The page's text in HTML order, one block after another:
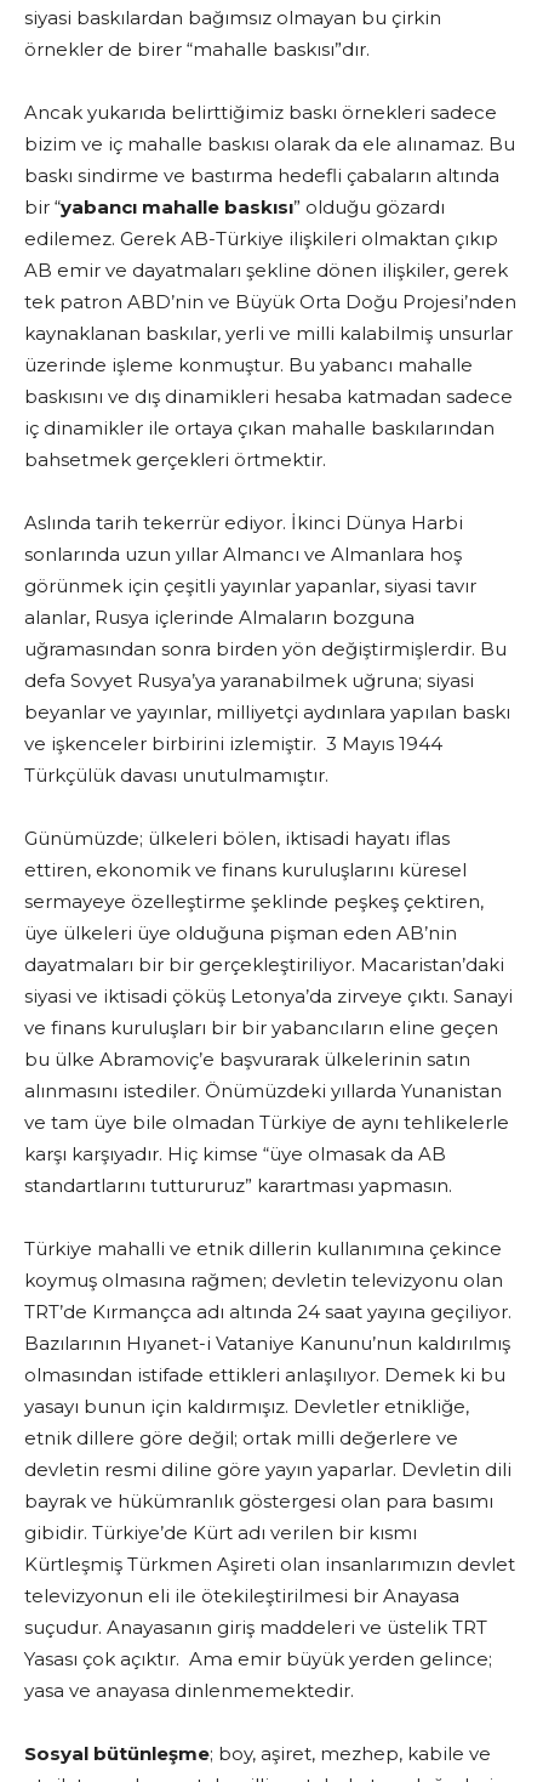
siyasi baskılardan bağımsız olmayan bu çirkin
örnekler de birer “mahalle baskısı”dır.
Ancak yukarıda belirttiğimiz baskı örnekleri sadece
bizim ve iç mahalle baskısı olarak da ele alınamaz. Bu
baskı sindirme ve bastırma hedefli çabaların altında
bir “yabancı mahalle baskısı” olduğu gözardı
edilemez. Gerek AB-Türkiye ilişkileri olmaktan çıkıp
AB emir ve dayatmaları şekline dönen ilişkiler, gerek
tek patron ABD’nin ve Büyük Orta Doğu Projesi’nden
kaynaklanan baskılar, yerli ve milli kalabilmiş unsurlar
üzerinde işleme konmuştur. Bu yabancı mahalle
baskısını ve dış dinamikleri hesaba katmadan sadece
iç dinamikler ile ortaya çıkan mahalle baskılarından
bahsetmek gerçekleri örtmektir.
Aslında tarih tekerrür ediyor. İkinci Dünya Harbi
sonlarında uzun yıllar Almancı ve Almanlara hoş
görünmek için çeşitli yayınlar yapanlar, siyasi tavır
alanlar, Rusya içlerinde Almaların bozguna
uğramasından sonra birden yön değiştirmişlerdir. Bu
defa Sovyet Rusya’ya yaranabilmek uğruna; siyasi
beyanlar ve yayınlar, milliyetçi aydınlara yapılan baskı
ve işkenceler birbirini izlemiştir. 3 Mayıs 1944
Türkçülük davası unutulmamıştır.
Günümüzde; ülkeleri bölen, iktisadi hayatı iflas
ettiren, ekonomik ve finans kuruluşlarını küresel
sermayeye özelleştirme şeklinde peşkeş çektiren,
üye ülkeleri üye olduğuna pişman eden AB’nin
dayatmaları bir bir gerçekleştiriliyor. Macaristan’daki
siyasi ve iktisadi çöküş Letonya’da zirveye çıktı. Sanayi
ve finans kuruluşları bir bir yabancıların eline geçen
bu ülke Abramoviç’e başvurarak ülkelerinin satın
alınmasını istediler. Önümüzdeki yıllarda Yunanistan
ve tam üye bile olmadan Türkiye de aynı tehlikelerle
karşı karşıyadır. Hiç kimse “üye olmasak da AB
standartlarını tuttururuz” karartması yapmasın.
Türkiye mahalli ve etnik dillerin kullanımına çekince
koymuş olmasına rağmen; devletin televizyonu olan
TRT’de Kırmançca adı altında 24 saat yayına geçiliyor.
Bazılarının Hıyanet-i Vataniye Kanunu’nun kaldırılmış
olmasından istifade ettikleri anlaşılıyor. Demek ki bu
yasayı bunun için kaldırmışız. Devletler etnikliğe,
etnik dillere göre değil; ortak milli değerlere ve
devletin resmi diline göre yayın yaparlar. Devletin dili
bayrak ve hükümranlık göstergesi olan para basımı
gibidir. Türkiye’de Kürt adı verilen bir kısmı
Kürtleşmiş Türkmen Aşireti olan insanlarımızın devlet
televizyonun eli ile ötekileştirilmesi bir Anayasa
suçudur. Anayasanın giriş maddeleri ve üstelik TRT
Yasası çok açıktır. Ama emir büyük yerden gelince;
yasa ve anayasa dinlenmemektedir.
Sosyal bütünleşme; boy, aşiret, mezhep, kabile ve